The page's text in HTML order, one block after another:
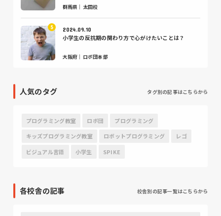
群馬県｜太田校
2024.09.10
小学生の反抗期の関わり方で心がけたいことは？
大阪府｜ロボ団本部
人気のタグ タグ別の記事はこちらから
プログラミング教室 ロボ団
プログラミング
キッズプログラミング教室
ロボットプログラミング
レゴ
ビジュアル言語
小学生 SPIKE
各校舎の記事 校舎別の記事一覧はこちらから